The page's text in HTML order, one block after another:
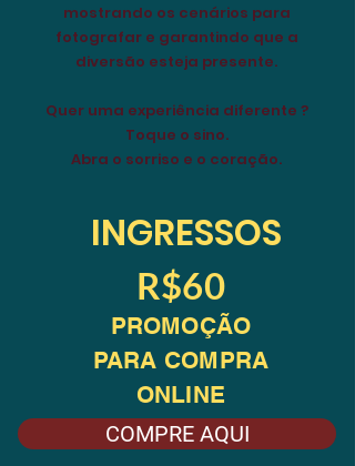
mostrando os cenários para
fotografar e garantindo que a
diversão esteja presente.
Quer uma experiência diferente ?
Toque o sino.
Abra o sorriso e o coração.
INGRESSOS
R$60
PROMOÇÃO
PARA COMPRA
ONLINE
COMPRE AQUI